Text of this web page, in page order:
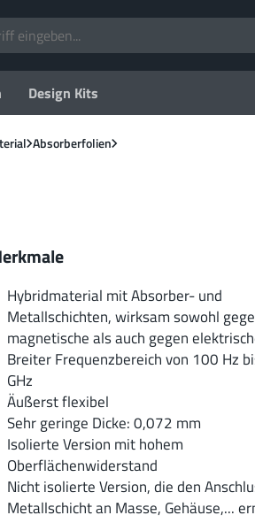
Design Kits
Absorberfolien
Hybridmaterial mit Absorber- und
Metallschichten, wirksam sowohl
magnetische als auch gegen
Breiter Frequenzbereich von 100 Hz
GHz
Äußerst flexibel
Sehr geringe Dicke: 0,072 mm
Isolierte Version mit hohem
Oberflächenwiderstand
Nicht isolierte Version, die den
Metallschicht an Masse, Gehäuse,...